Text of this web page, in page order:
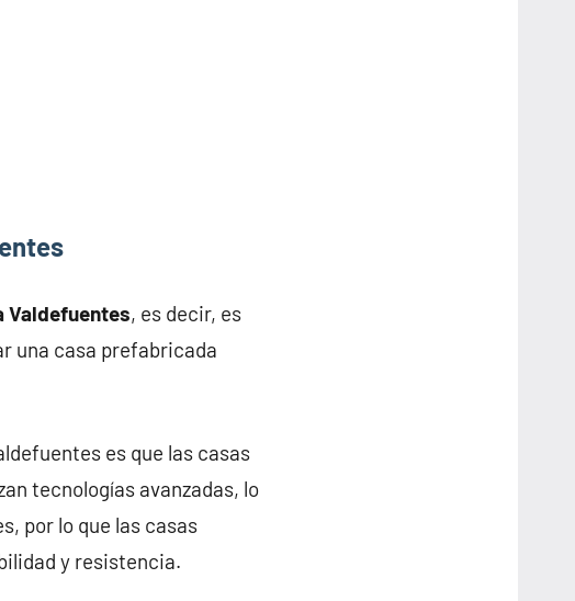
, es decir, es
una casa prefabricada
es que las casas
tecnologías avanzadas, lo
por lo que las casas
y resistencia.